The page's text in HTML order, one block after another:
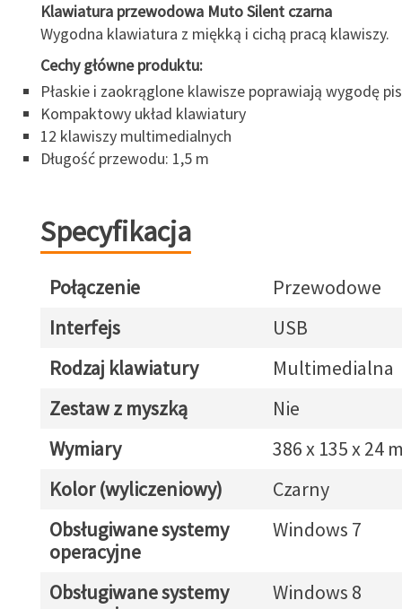
Klawiatura przewodowa Muto Silent czarna
Wygodna klawiatura z miękką i cichą pracą klawiszy.
Cechy główne produktu:
Płaskie i zaokrąglone klawisze poprawiają wygodę
Kompaktowy układ klawiatury
12 klawiszy multimedialnych
Długość przewodu: 1,5 m
Specyfikacja
Połączenie
Przewodowe
Interfejs
USB
Rodzaj klawiatury
Multimedialna
Zestaw z myszką
Nie
Wymiary
386 x 135 x 24
Kolor (wyliczeniowy)
Czarny
Obsługiwane systemy
operacyjne
Windows 7
Obsługiwane systemy
Windows 8